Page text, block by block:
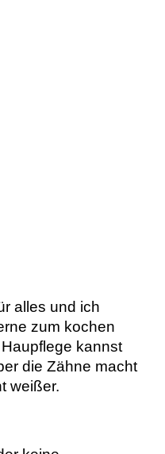
alles und ich
zum kochen
kannst
die Zähne macht
weißer.